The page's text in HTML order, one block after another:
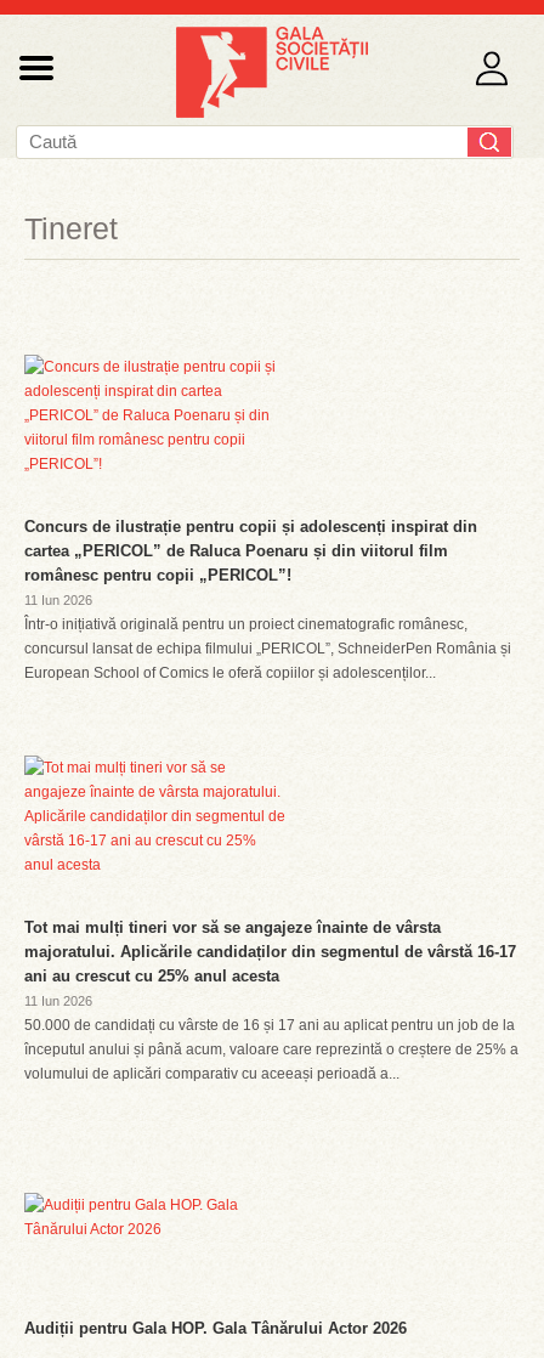
Tineret
Concurs de ilustrație pentru copii și adolescenți inspirat din
cartea „PERICOL” de Raluca Poenaru și din viitorul film
românesc pentru copii „PERICOL”!
11 Iun 2026
Într-o inițiativă originală pentru un proiect cinematografic românesc,
concursul lansat de echipa filmului „PERICOL”, SchneiderPen România și
European School of Comics le oferă copiilor și adolescenților...
Tot mai mulți tineri vor să se angajeze înainte de vârsta
majoratului. Aplicările candidaților din segmentul de vârstă 16-17
ani au crescut cu 25% anul acesta
11 Iun 2026
50.000 de candidați cu vârste de 16 și 17 ani au aplicat pentru un job de la
începutul anului și până acum, valoare care reprezintă o creștere de 25% a
volumului de aplicări comparativ cu aceeași perioadă a...
Audiții pentru Gala HOP. Gala Tânărului Actor 2026